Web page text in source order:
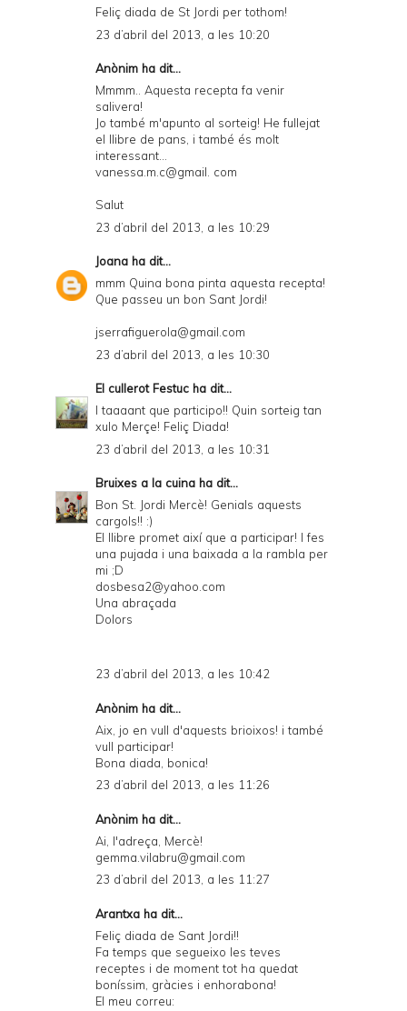
Feliç diada de St Jordi per tothom!
23 d’abril del 2013, a les 10:20
Anònim ha dit...
Mmmm.. Aquesta recepta fa venir
salivera!
Jo també m'apunto al sorteig! He fullejat
el llibre de pans, i també és molt
interessant...
vanessa.m.c@gmail. com
Salut
23 d’abril del 2013, a les 10:29
Joana ha dit...
mmm Quina bona pinta aquesta recepta!
Que passeu un bon Sant Jordi!
jserrafiguerola@gmail.com
23 d’abril del 2013, a les 10:30
El cullerot Festuc ha dit...
I taaaant que participo!! Quin sorteig tan
xulo Merçe! Feliç Diada!
23 d’abril del 2013, a les 10:31
Bruixes a la cuina ha dit...
Bon St. Jordi Mercè! Genials aquests
cargols!! :)
El llibre promet així que a participar! I fes
una pujada i una baixada a la rambla per
mi ;D
dosbesa2@yahoo.com
Una abraçada
Dolors
23 d’abril del 2013, a les 10:42
Anònim ha dit...
Aix, jo en vull d'aquests brioixos! i també
vull participar!
Bona diada, bonica!
23 d’abril del 2013, a les 11:26
Anònim ha dit...
Ai, l'adreça, Mercè!
gemma.vilabru@gmail.com
23 d’abril del 2013, a les 11:27
Arantxa ha dit...
Feliç diada de Sant Jordi!!
Fa temps que segueixo les teves
receptes i de moment tot ha quedat
boníssim, gràcies i enhorabona!
El meu correu: